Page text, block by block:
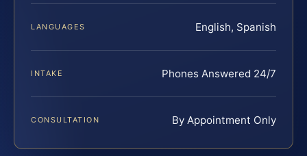
LANGUAGES English, Spanish
INTAKE Phones Answered 24/7
CONSULTATION By Appointment Only